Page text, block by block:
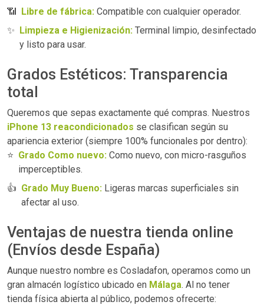
📶 Libre de fábrica: Compatible con cualquier operador.
✨ Limpieza e Higienización: Terminal limpio, desinfectado
y listo para usar.
Grados Estéticos: Transparencia
total
Queremos que sepas exactamente qué compras. Nuestros
iPhone 13 reacondicionados se clasifican según su
apariencia exterior (siempre 100% funcionales por dentro):
⭐ Grado Como nuevo: Como nuevo, con micro-rasguños
imperceptibles.
👍 Grado Muy Bueno: Ligeras marcas superficiales sin
afectar al uso.
Ventajas de nuestra tienda online
(Envíos desde España)
Aunque nuestro nombre es Cosladafon, operamos como un
gran almacén logístico ubicado en Málaga. Al no tener
tienda física abierta al público, podemos ofrecerte: